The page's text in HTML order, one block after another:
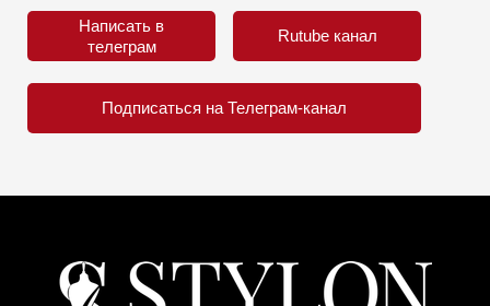
Rutube канал
Написать в
телеграм
Подписаться на Телеграм-канал